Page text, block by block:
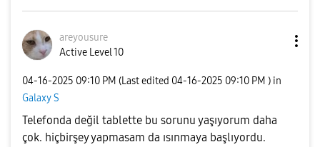
areyousure
Active Level 10
‎04-16-2025 09:10 PM (Last edited ‎04-16-2025 09:10 PM ) in
Galaxy S
Telefonda değil tablette bu sorunu yaşıyorum daha
çok. hiçbirşey yapmasam da ısınmaya başlıyordu.